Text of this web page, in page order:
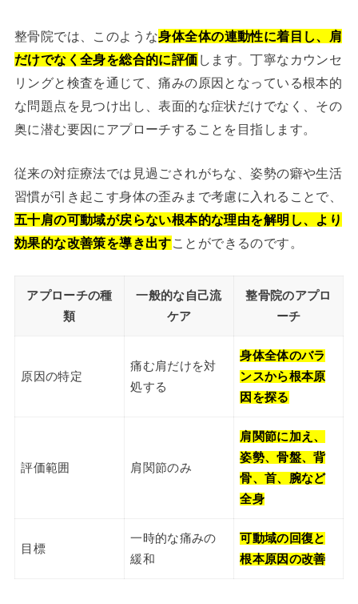
整骨院では、このような身体全体の連動性に着目し、肩
だけでなく全身を総合的に評価 します。丁寧なカウンセ
リングと検査を通じて、痛みの原因となっている根本的
な問題点を見つけ出し、表面的な症状だけでなく、その
奥に潜む要因にアプローチすることを目指します。
従来の対症療法では見過ごされがちな、姿勢の癖や生活
習慣が引き起こす身体の歪みまで考慮に入れることで、
五十肩の可動域が戻らない根本的な理由を解明し、より
効果的な改善策を導き出すことができるのです。
アプローチの種
類
一般的な自己流
ケア
整骨院のアプロ
ーチ
原因の特定
痛む肩だけを対
処する
身体全体のバラ
ンスから根本原
因を探る
評価範囲 肩関節のみ
肩関節に加え、
姿勢、骨盤、背
骨、首、腕など
全身
目標
一時的な痛みの
緩和
可動域の回復と
根本原因の改善